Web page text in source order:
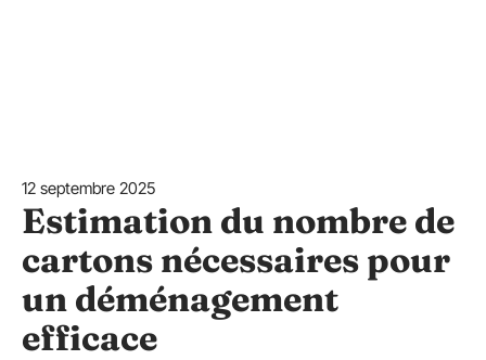
12 septembre 2025
Estimation du nombre de
cartons nécessaires pour
un déménagement
efficace